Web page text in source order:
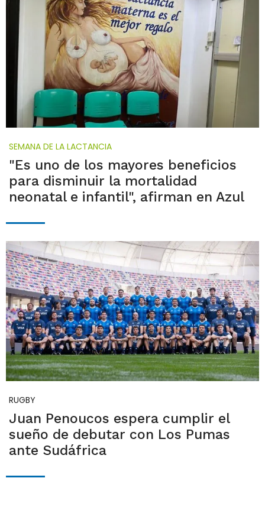
SEMANA DE LA LACTANCIA
"Es uno de los mayores beneficios
para disminuir la mortalidad
neonatal e infantil", afirman en Azul
RUGBY
Juan Penoucos espera cumplir el
sueño de debutar con Los Pumas
ante Sudáfrica